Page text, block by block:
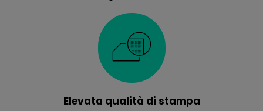
Elevata qualità di stampa